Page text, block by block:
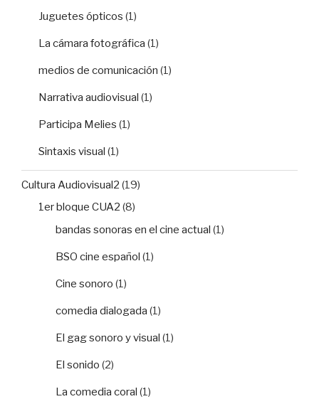
Juguetes ópticos (1)
La cámara fotográfica (1)
medios de comunicación (1)
Narrativa audiovisual (1)
Participa Melies (1)
Sintaxis visual (1)
Cultura Audiovisual2 (19)
1er bloque CUA2 (8)
bandas sonoras en el cine actual (1)
BSO cine español (1)
Cine sonoro (1)
comedia dialogada (1)
El gag sonoro y visual (1)
El sonido (2)
La comedia coral (1)